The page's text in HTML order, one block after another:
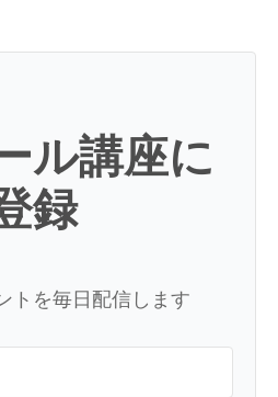
ル講座に
録
トを毎日配信します